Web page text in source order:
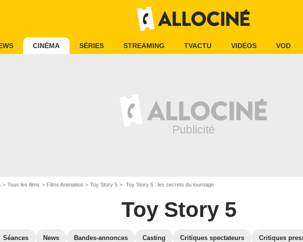
CINÉMA SÉRIES STREAMING TVACTU VIDÉOS VOD
Tous les films Films Animation Toy Story 5 Toy Story 5 : les secrets du tournage
Toy Story 5
Séances News Bandes-annonces Casting Critiques spectateurs Critiques